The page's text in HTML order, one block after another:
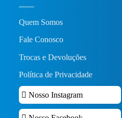
Quem Somos
Fale Conosco
Trocas e Devoluções
Política de Privacidade
Nosso Instagram